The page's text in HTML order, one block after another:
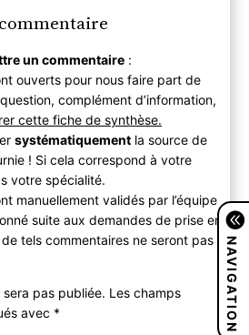
un commentaire:
ouverts pour nous faire part de
complément d’information,
cette fiche de synthèse.
systématiquementla source de
! Si cela correspond à votre
votre spécialité.
manuellement validés par l’équipe
suite aux demandes de prise en
tels commentaires ne seront pas
pas publiée. Les champs
avec * NAVIGATION